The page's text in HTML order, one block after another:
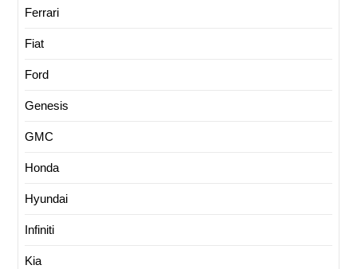
Ferrari
Fiat
Ford
Genesis
GMC
Honda
Hyundai
Infiniti
Kia